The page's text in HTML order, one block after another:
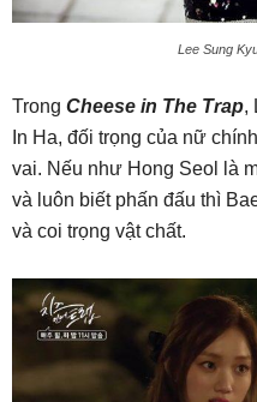
Lee Sung
Trong Cheese in The Trap,
In Ha, đối trọng của nữ
vai. Nếu như Hong Seol là
và luôn biết phấn đấu thì
và coi trọng vật chất.